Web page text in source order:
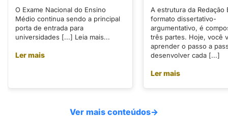
O Exame Nacional do Ensino
Médio continua sendo a principal
porta de entrada para
universidades [...] Leia mais...
Ler mais
A estrutura da Redação
formato dissertativo-
argumentativo, é
três partes. Hoje, você
aprender o passo a
desenvolver cada [...]
Ler mais
Ver mais conteúdos→